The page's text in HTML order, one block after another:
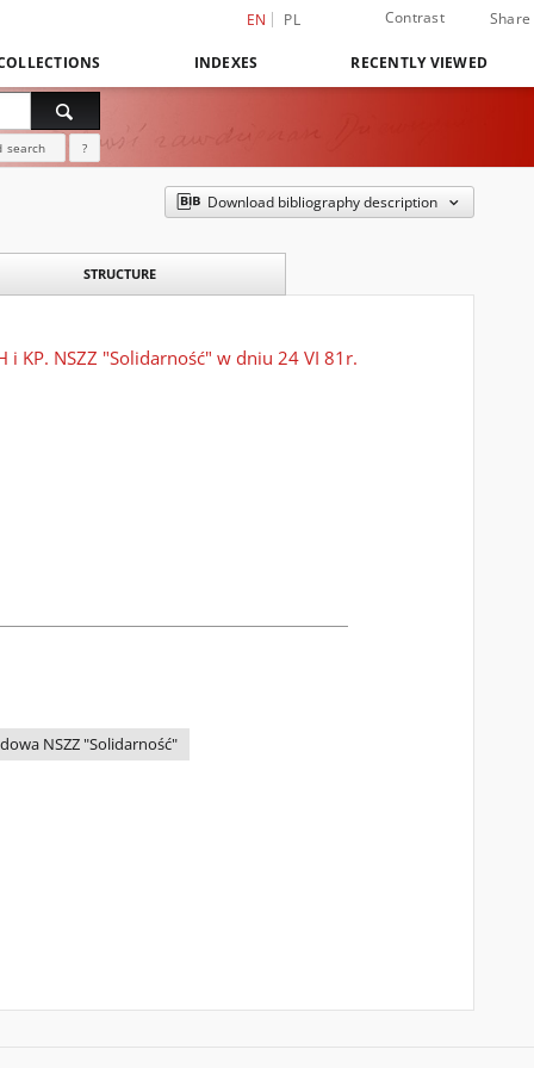
EN PL Contrast Share
INDEXES RECENTLY VIEWED
search ?
Download bibliography description
STRUCTURE
i KP. NSZZ "Solidarność" w dniu 24 VI 81r.
NSZZ "Solidarność"